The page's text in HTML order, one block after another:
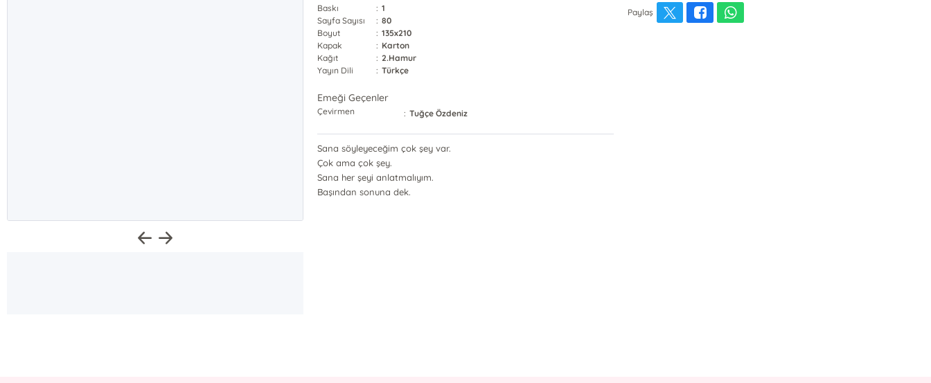
Baskı
: 1
Sayfa Sayısı
: 80
Boyut
: 135x210
Kapak
: Karton
Kağıt
: 2.Hamur
Yayın Dili
: Türkçe
Emeği Geçenler
Çevirmen : Tuğçe Özdeniz
Sana söyleyeceğim çok şey var.
Çok ama çok şey.
Sana her şeyi anlatmalıyım.
Başından sonuna dek.
Paylaş